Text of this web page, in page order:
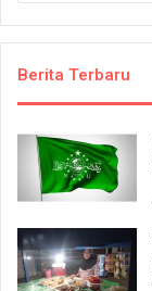
Berita Terbaru